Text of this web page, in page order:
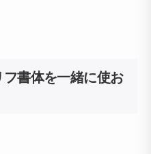
書体を一緒に使お